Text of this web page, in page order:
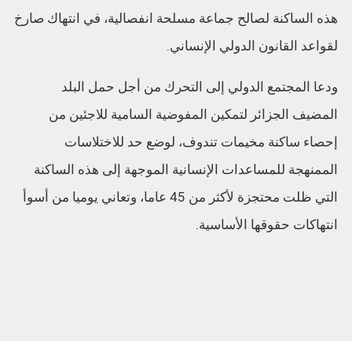
هذه الساكنة لصالح جماعة مسلحة انفصالية، في انتهاك صارخ
لقواعد القانون الدولي الإنساني.
ودعا المجتمع الدولي إلى التحرك من أجل حمل البلد
المضيف الجزائر لتمكين المفوضية السامية للاجئين من
إحصاء ساكنة مخيمات تندوف، لوضع حد للاختلاسات
الممنهجة للمساعدات الإنسانية الموجهة إلى هذه الساكنة
التي ظلت محتجزة لأكثر من 45 عاما، وتعاني يوميا من أسوأ
انتهاكات حقوقها الأساسية.